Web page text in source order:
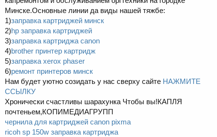
Минске.Основные линии да виды нашей тяжбе:
1)заправка картриджей минск
2)hp заправка картриджей
3)заправка картриджа canon
4)brother принтер картридж
5)заправка xerox phaser
6)ремонт принтеров минск
Нам будет уютно созидать у нас сверху сайте НАЖМИТЕ
ССЫЛКУ
Хронически счастливы шарахунка Чтобы вы!КАПЛЯ
почтеньем,КОПИМЕДИАГРУПП
чернила для картриджей canon pixma
ricoh sp 150w заправка картриджа